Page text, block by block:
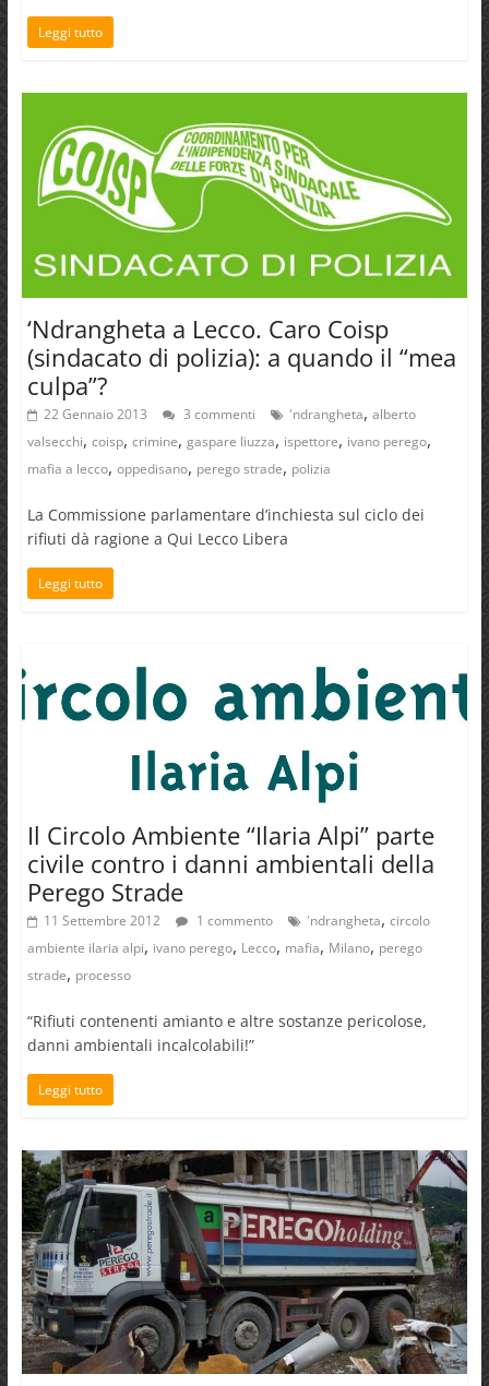
Leggi tutto
‘Ndrangheta a Lecco. Caro Coisp
(sindacato di polizia): a quando il “mea
culpa”?
22 Gennaio 2013 3 commenti 'ndrangheta, alberto
valsecchi, coisp, crimine, gaspare liuzza, ispettore, ivano perego,
mafia a lecco, oppedisano, perego strade, polizia
La Commissione parlamentare d’inchiesta sul ciclo dei
rifiuti dà ragione a Qui Lecco Libera
Leggi tutto
Il Circolo Ambiente “Ilaria Alpi” parte
civile contro i danni ambientali della
Perego Strade
11 Settembre 2012 1 commento 'ndrangheta, circolo
ambiente ilaria alpi, ivano perego, Lecco, mafia, Milano, perego
strade, processo
“Rifiuti contenenti amianto e altre sostanze pericolose,
danni ambientali incalcolabili!”
Leggi tutto